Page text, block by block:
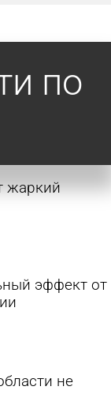
по
жаркий
эффект от
не